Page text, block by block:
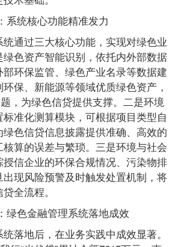
系统核心功能精准发力
通过三大核心功能，实现对绿色业
色资产智能识别，依托内外部数据
环保监管、绿色产业名录等数据建
保、新能源等领域优质绿色资产，
，为绿色信贷提供支撑。二是环境
准化测算模块，可根据项目类型自
色信贷信息披露提供准确、高效的
算的误差与繁琐。三是环境与社会
信企业的环保合规情况、污染物排
现风险预警及时触发处置机制，将
全流程。
绿色金融管理系统落地成效
落地后，在业务实践中成效显著。